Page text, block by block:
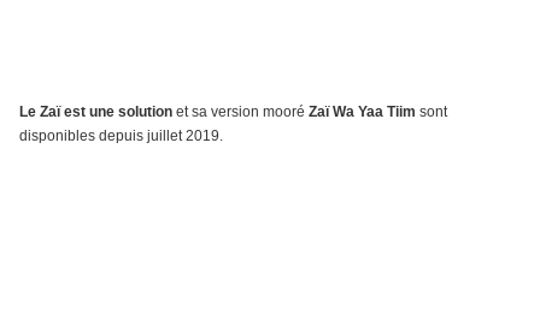
Le Zaï est une solution et sa version mooré Zaï Wa Yaa Tiim sont
disponibles depuis juillet 2019.